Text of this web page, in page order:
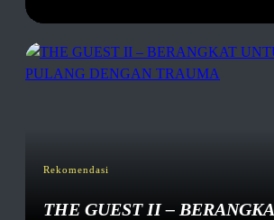
Rekomendasi
THE GUEST II –